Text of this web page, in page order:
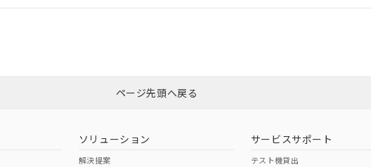
ダウンロードはこちらページ先頭へ戻る
ソリューション
解決提案
サービスサポート
テスト機貸出